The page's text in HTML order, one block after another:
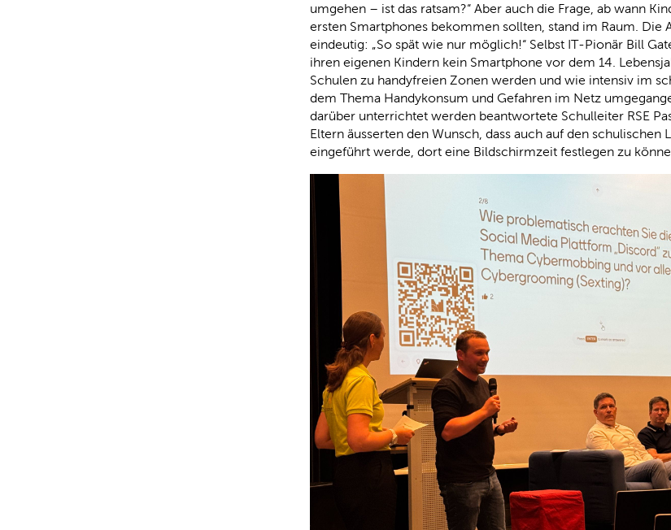
umgehen – ist das ratsam?“ Aber auch die Frage, ab wann
ersten Smartphones bekommen sollten, stand im Raum. Die
eindeutig: „So spät wie nur möglich!“ Selbst IT-Pionär Bill
ihren eigenen Kindern kein Smartphone vor dem 14.
Schulen zu handyfreien Zonen werden und wie intensiv im
dem Thema Handykonsum und Gefahren im Netz
darüber unterrichtet werden beantwortete Schulleiter RSE
Eltern äusserten den Wunsch, dass auch auf den schulischen
eingeführt werde, dort eine Bildschirmzeit festlegen zu